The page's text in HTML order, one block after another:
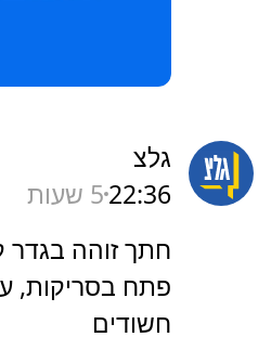
גלצ
22:365 שעות
חתך זוהה בגדר
פתח בסריקות,
חשודים